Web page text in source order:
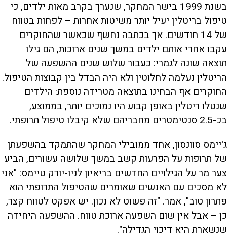
בשנת 1999 בישר המחקר, שנערך בקרב מאות ילדים, כי
טיפול בריטלין יעיל יותר משיטות אחרות – לפחות בטווח
של 14 חודשים. אך בכתבה נחשף שכאשר שהחוקרים
עקבו אחרי אותם ילדים במשך שנים ארוכות, הם גילו
תוצאה שונה לגמרי: כעבור שלוש שנים ההשפעה של
הריטלין נעלמה לחלוטין ולא היה הבדל בין קבוצות הטיפול.
החוקרים אף הבחינו בתוצאה מטרידה נוספת: הילדים
שנטלו ריטלין באופן קבוע היו נמוכים יותר, בממוצע,
בכ-2.5 סנטימטרים מחבריהם שלא קיבלו טיפול תרופתי.
ג'יימס סוונסון, אחד ממובילי המחקר שהתמקד בהשפעתן
של תרופות על הפרעות קשב במשך שלושה עשורים, הביע
צער מר על הגילויים החדשים בריאיון לניו-יורק טיימס: "אני
לא מסכים עם האנשים שאומרים שהטיפול התרופתי הוא
פתרון טוב", אמר. "זה פשוט לא נכון. יש אפקט לטווח קצר,
כן – אבל אין שום השפעה ארוכת טווח. ההשפעה היחידה
שנשארת היא דיכוי הגדילה".